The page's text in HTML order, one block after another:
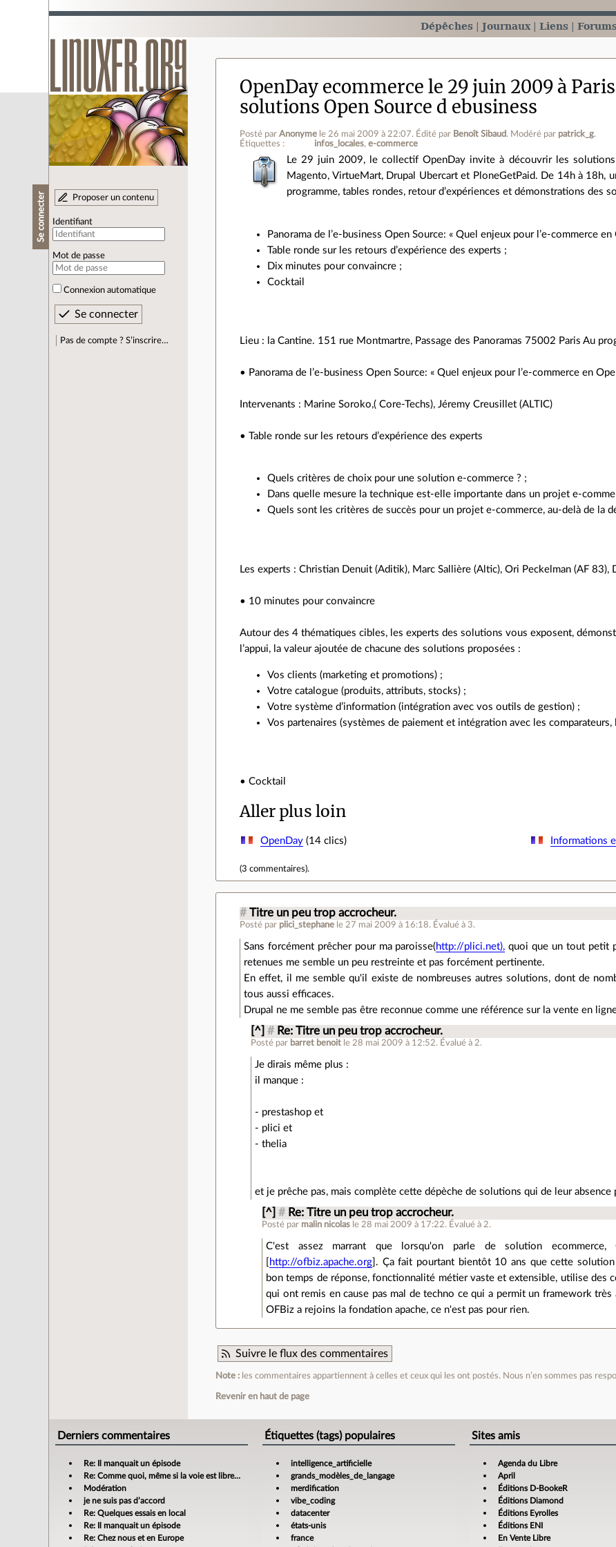
Dépêches Journaux Liens
Se connecter Proposer un contenu
Identifiant
Mot de passe
Connexion automatique
Pas de compte ? S’inscrire…
OpenDay ecommerce le 29 juin 2009 à
solutions Open Source d ebusiness
Posté parAnonyme le 26 mai 2009 à 22:07. Édité par Benoît Sibaud. Modéré par patrick_g.
Étiquettes :
infos_locales e-commerce
Le 29 juin 2009, le collectif OpenDay invite à découvrir les
Magento, VirtueMart, Drupal Ubercart et PloneGetPaid. De 14h à 18h,
programme, tables rondes, retour d’expériences et démonstrations des
Panorama de l’e-business Open Source: « Quel enjeux pour l’e-commerce en
Table ronde sur les retours d’expérience des experts ;
Dix minutes pour convaincre ;
Cocktail
Lieu : la Cantine. 151 rue Montmartre, Passage des Panoramas 75002 Paris Au
• Panorama de l’e-business Open Source: « Quel enjeux pour l’e-commerce en
Intervenants : Marine Soroko,( Core-Techs), Jéremy Creusillet (ALTIC)
• Table ronde sur les retours d’expérience des experts
Quels critères de choix pour une solution e-commerce ? ;
Dans quelle mesure la technique est-elle importante dans un projet e-
Quels sont les critères de succès pour un projet e-commerce, au-delà de la
Les experts : Christian Denuit (Aditik), Marc Sallière (Altic), Ori Peckelman (AF 83),
• 10 minutes pour convaincre
Autour des 4 thématiques cibles, les experts des solutions vous exposent,
l’appui, la valeur ajoutée de chacune des solutions proposées :
Vos clients (marketing et promotions) ;
Votre catalogue (produits, attributs, stocks) ;
Votre système d’information (intégration avec vos outils de gestion) ;
Vos partenaires (systèmes de paiement et intégration avec les
• Cocktail
Aller plus loin
OpenDay(14 clics) Informations
(3 commentaires).
# Titre un peu trop accrocheur.
Posté par plici_stephane le 27 mai 2009 à 16:18. Évalué à 3.
Sans forcément prêcher pour ma paroisse( http://plici.net), quoi que un tout petit
retenues me semble un peu restreinte et pas forcément pertinente.
En effet, il me semble qu'il existe de nombreuses autres solutions, dont de
tous aussi efficaces.
Drupal ne me semble pas être reconnue comme une référence sur la vente en
[^] # Re: Titre un peu trop accrocheur.
Posté par barret benoit le 28 mai 2009 à 12:52. Évalué à 2.
Je dirais même plus :
il manque :
- prestashop et
- plici et
- thelia
et je prêche pas, mais complète cette dépèche de solutions qui de leur absence
[^] # Re: Titre un peu trop accrocheur.
Posté par malin nicolas le 28 mai 2009 à 17:22. Évalué à 2.
C'est assez marrant que lorsqu'on parle de solution
[ http://ofbiz.apache.org]. Ça fait pourtant bientôt 10 ans que cette
bon temps de réponse, fonctionnalité métier vaste et extensible, utilise des
qui ont remis en cause pas mal de techno ce qui a permit un framework
OFBiz a rejoins la fondation apache, ce n'est pas pour rien.
Suivre le flux des commentaires
Note : les commentaires appartiennent à celles et ceux qui les ont postés. Nous n’en sommes pas
Revenir en haut de page
Derniers commentaires
Re: Il manquait un épisode
Re: Comme quoi, même si la voie est libre…
Modération
je ne suis pas d’accord
Re: Quelques essais en local
Re: Il manquait un épisode
Re: Chez nous et en Europe
Étiquettes (tags) populaires
intelligence_artificielle
grands_modèles_de_langage
merdification
vibe_coding
datacenter
états-unis
france
Sites amis
Agenda du Libre
April
Éditions D-BookeR
Éditions Diamond
Éditions Eyrolles
Éditions ENI
En Vente Libre